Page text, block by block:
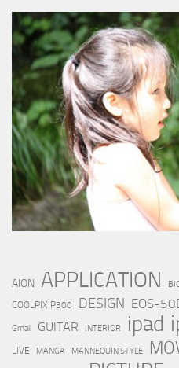
AION APPLICATION
COOLPIX P300 DESIGN EOS-
Gmail GUITAR INTERIOR ipad
LIVE MANGA MANNEQUIN STYLE